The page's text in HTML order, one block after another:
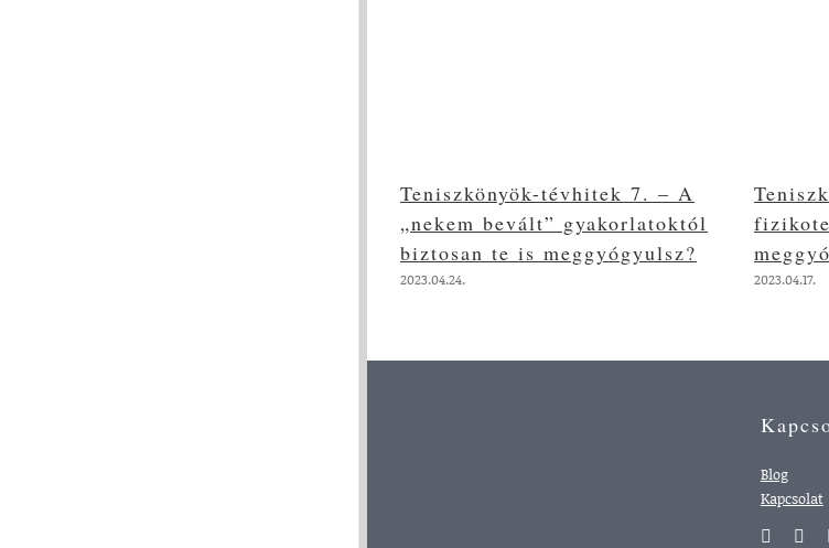
Teniszkönyök-tévhitek 7. – A
„nekem bevált” gyakorlatoktól
biztosan te is meggyógyulsz?
2023.04.24. 2023.04.17.
Blog
Kapcsolat